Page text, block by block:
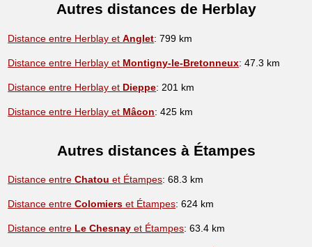
Autres distances de Herblay
Distance entre Herblay etAnglet: 799 km
Distance entre Herblay et Montigny-le-Bretonneux: 47.3 km
Distance entre Herblay et Dieppe: 201 km
Distance entre Herblay et Mâcon: 425 km
Autres distances à Étampes
Distance entreChatou et Étampes: 68.3 km
Distance entreColomiers et Étampes: 624 km
Distance entre Le Chesnay et Étampes: 63.4 km